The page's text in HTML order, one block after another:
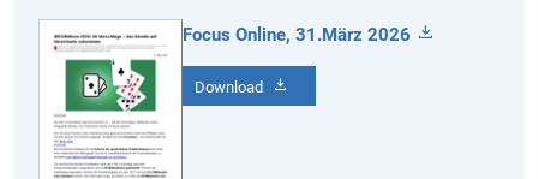
Focus Online, 31.März 2026
Download